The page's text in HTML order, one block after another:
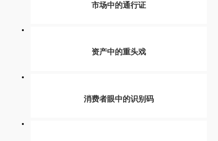
市场中的通行证
资产中的重头戏
消费者眼中的识别码